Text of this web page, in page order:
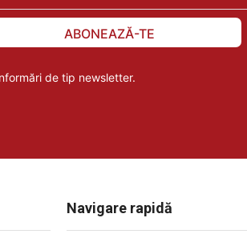
ABONEAZĂ-TE
de tip newsletter.
Navigare rapidă